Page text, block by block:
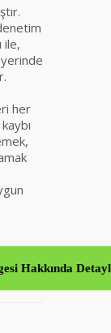
ile,
her
Hakkında